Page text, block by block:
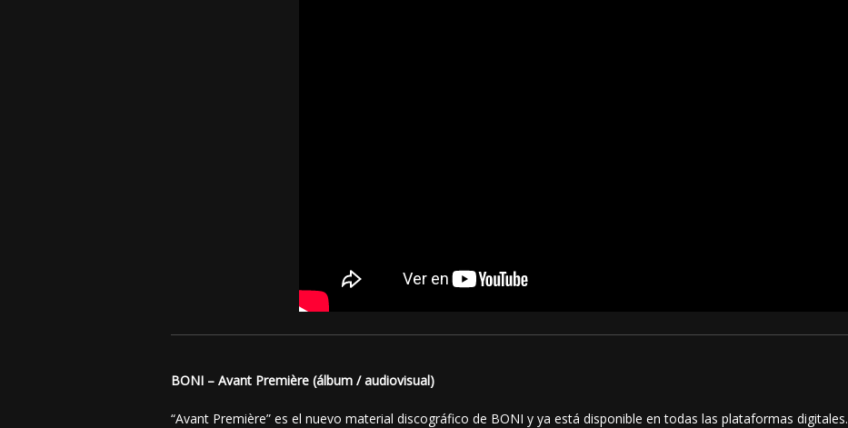
BONI – Avant Première (álbum / audiovisual)
“Avant Première” es el nuevo material discográfico de BONI y ya está disponible en todas las plataformas digitales.